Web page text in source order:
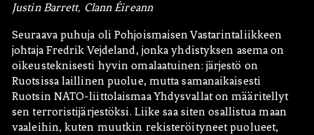
Justin Barrett, Clann Éireann
Seuraava puhuja oli Pohjoismaisen Vastarintaliikkeen
johtaja Fredrik Vejdeland, jonka yhdistyksen asema on
oikeusteknisesti hyvin omalaatuinen: järjestö on
Ruotsissa laillinen puolue, mutta samanaikaisesti
Ruotsin NATO-liittolaismaa Yhdysvallat on määritellyt
sen terroristijärjestöksi. Liike saa siten osallistua maan
vaaleihin, kuten muutkin rekisteröityneet puolueet,